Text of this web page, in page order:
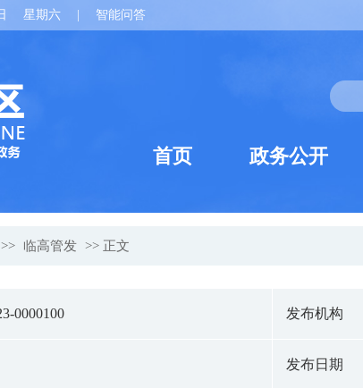
星期六 智能问答
首页 政务公开
>> 临高管发 >> 正文
0000100 发布机构
发布日期